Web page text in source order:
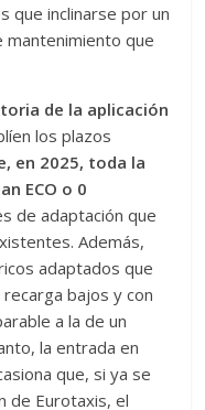
que inclinarse por un
mantenimiento que
de la aplicación
los plazos
en 2025, toda la
ECO o 0
de adaptación que
Además,
adaptados que
bajos y con
a la de un
la entrada en
que, si ya se
de Eurotaxis, el